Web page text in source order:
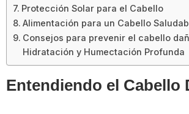
Protección Solar para el Cabello
Alimentación para un Cabello
Consejos para prevenir el cabello
Hidratación y Humectación Profunda
Entendiendo el Cabello